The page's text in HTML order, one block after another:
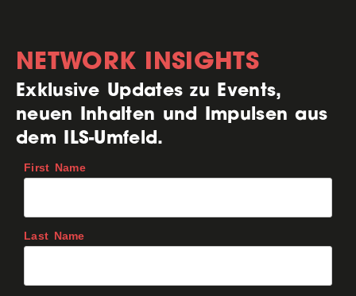
NETWORK INSIGHTS
Exklusive Updates zu Events,
neuen Inhalten und Impulsen aus
dem ILS-Umfeld.
First Name
Last Name